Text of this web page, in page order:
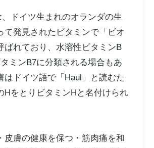
、ドイツ生まれのオランダの生
て発見されたビタミンで「ビオ
ばれており、水溶性ビタミンB
ミンB7に分類される場合もあ
はドイツ語で「Haul」と読むた
HをとりビタミンHと名付けられ
皮膚の健康を保つ・筋肉痛を和